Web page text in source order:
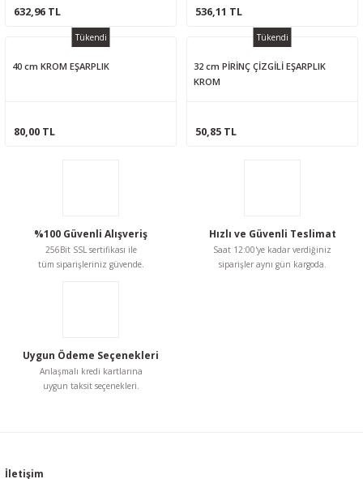
632,96 TL 536,11 TL
Tükendi
40 cm KROM EŞARPLIK
80,00 TL
Tükendi
32 cm PİRİNÇ ÇİZGİLİ EŞARPLIK
KROM
50,85 TL
%100 Güvenli Alışveriş
256Bit SSL sertifikası ile
tüm siparişleriniz güvende.
Hızlı ve Güvenli Teslimat
Saat 12:00'ye kadar verdiğiniz
siparişler aynı gün kargoda.
Uygun Ödeme Seçenekleri
Anlaşmalı kredi kartlarına
uygun taksit seçenekleri.
İletişim